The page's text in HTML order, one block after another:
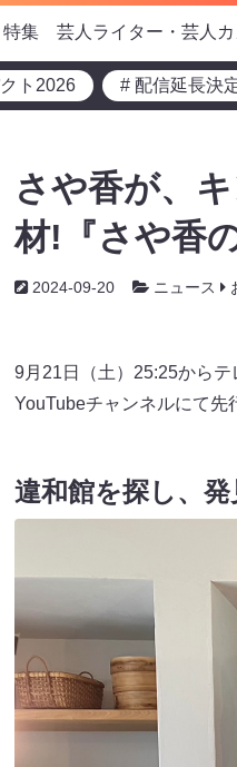
特集 芸人ライター・芸人
ト2026 # 配信延長決
さや香が、
材!『さや香
2024-09-20 ニュース
9月21日（土）25:25から
YouTubeチャンネルにて先
違和館を探し、発